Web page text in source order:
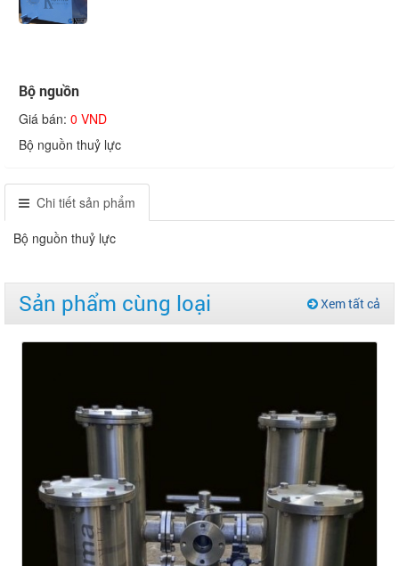
Bộ nguồn
Giá bán: 0 VND
Bộ nguồn thuỷ lực
Chi tiết sản phẩm
Bộ nguồn thuỷ lực
Sản phẩm cùng loại Xem tất cả